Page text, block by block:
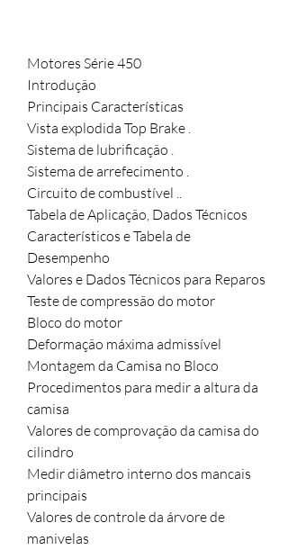
Motores Série 450
Introdução
Principais Características
Vista explodida Top Brake .
Sistema de lubrificação .
Sistema de arrefecimento .
Circuito de combustível ..
Tabela de Aplicação, Dados Técnicos
Característicos e Tabela de
Desempenho
Valores e Dados Técnicos para Reparos
Teste de compressão do motor
Bloco do motor
Deformação máxima admissível
Montagem da Camisa no Bloco
Procedimentos para medir a altura da
camisa
Valores de comprovação da camisa do
cilindro
Medir diâmetro interno dos mancais
principais
Valores de controle da árvore de
manivelas